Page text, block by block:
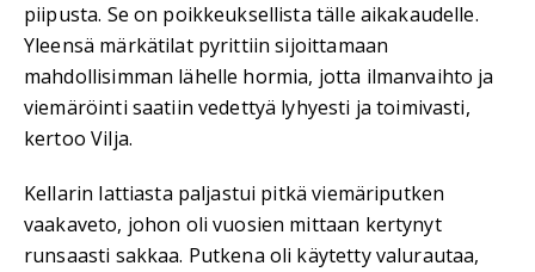
piipusta. Se on poikkeuksellista tälle aikakaudelle.
Yleensä märkätilat pyrittiin sijoittamaan
mahdollisimman lähelle hormia, jotta ilmanvaihto ja
viemäröinti saatiin vedettyä lyhyesti ja toimivasti,
kertoo Vilja.
Kellarin lattiasta paljastui pitkä viemäriputken
vaakaveto, johon oli vuosien mittaan kertynyt
runsaasti sakkaa. Putkena oli käytetty valurautaa,